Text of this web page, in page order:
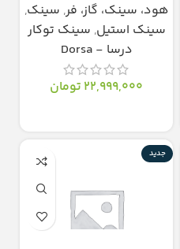
هود، سینک، گاز، فر, سینک,
سینک استیل, سینک توکار
درسا - Dorsa
22,999,000 تومان
جدید